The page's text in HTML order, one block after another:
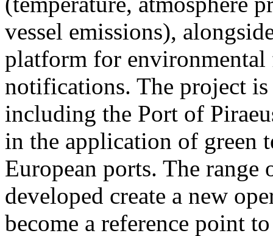
vessel emissions),
platform for
notifications. The project
including the Port of
in the application of green
European ports. The
developed create a new
become a reference point